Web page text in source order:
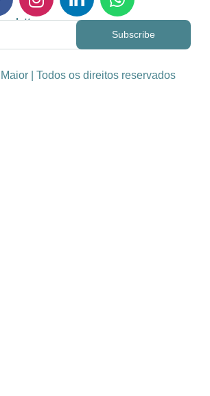
| Todos os direitos reservados